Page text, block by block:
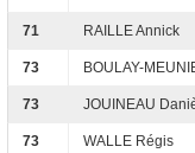
71 RAILLE Annick
73 BOULAY-
73 JOUINEAU
73 WALLE Régis